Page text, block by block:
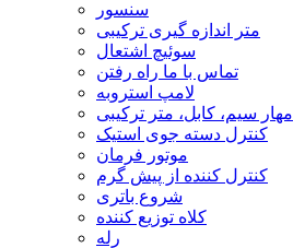
سنسور
متر اندازه گیری ترکیبی
سوئیچ اشتعال
تماس با ما راه رفتن
لامپ استروبه
مهار سیم، کابل، متر ترکیبی
کنترل دسته جوی استیک
موتور فرمان
کنترل کننده از پیش گرم
شروع باتری
کلاه توزیع کننده
رله